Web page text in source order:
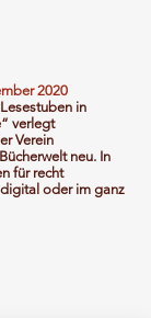
2020
in
verlegt
Verein
neu. In
für recht
oder im ganz